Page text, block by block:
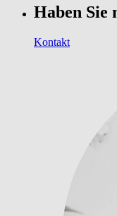
Haben Sie
Kontakt